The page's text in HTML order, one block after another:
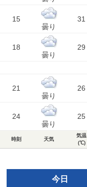
15
曇り
31
18
曇り
29
21
曇り
26
24
曇り
25
時刻 天気
気温
(℃)
今日